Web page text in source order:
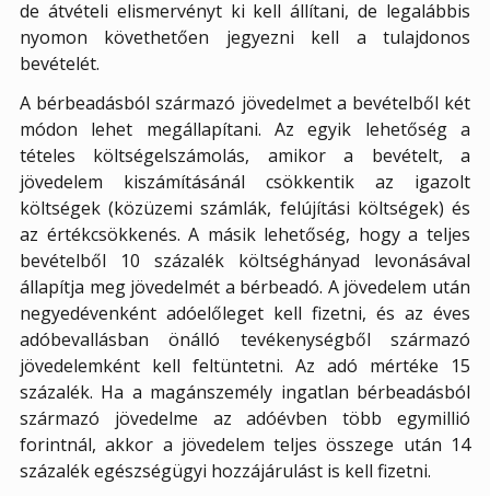
de átvételi elismervényt ki kell állítani, de legalábbis
nyomon követhetően jegyezni kell a tulajdonos
bevételét.
A bérbeadásból származó jövedelmet a bevételből két
módon lehet megállapítani. Az egyik lehetőség a
tételes költségelszámolás, amikor a bevételt, a
jövedelem kiszámításánál csökkentik az igazolt
költségek (közüzemi számlák, felújítási költségek) és
az értékcsökkenés. A másik lehetőség, hogy a teljes
bevételből 10 százalék költséghányad levonásával
állapítja meg jövedelmét a bérbeadó. A jövedelem után
negyedévenként adóelőleget kell fizetni, és az éves
adóbevallásban önálló tevékenységből származó
jövedelemként kell feltüntetni. Az adó mértéke 15
százalék. Ha a magánszemély ingatlan bérbeadásból
származó jövedelme az adóévben több egymillió
forintnál, akkor a jövedelem teljes összege után 14
százalék egészségügyi hozzájárulást is kell fizetni.